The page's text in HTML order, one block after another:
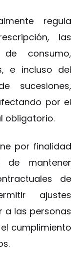
regula
las
de consumo,
e incluso del
sucesiones,
por el
obligatorio.
por finalidad
de mantener
de
ajustes
a las personas
cumplimiento